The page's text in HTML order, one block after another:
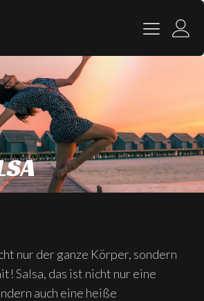
nur der ganze Körper, sondern
Salsa, das ist nicht nur eine
auch eine heiße